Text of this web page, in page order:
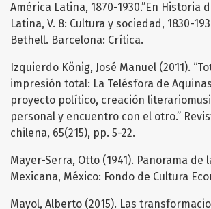
América Latina, 1870-1930.”En Historia
Latina, V. 8: Cultura y sociedad, 1830-
Bethell. Barcelona: Crítica.
Izquierdo König, José Manuel (2011).
impresión total: La Telésfora de
proyecto político, creación
personal y encuentro con el otro.”
chilena, 65(215), pp. 5-22.
Mayer-Serra, Otto (1941). Panorama de
Mexicana, México: Fondo de Cultura
Mayol, Alberto (2015). Las